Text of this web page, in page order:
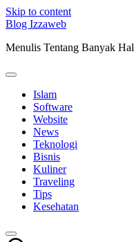
Skip to content
Blog Izzaweb
Menulis Tentang Banyak Hal
Islam
Software
Website
News
Teknologi
Bisnis
Kuliner
Traveling
Tips
Kesehatan